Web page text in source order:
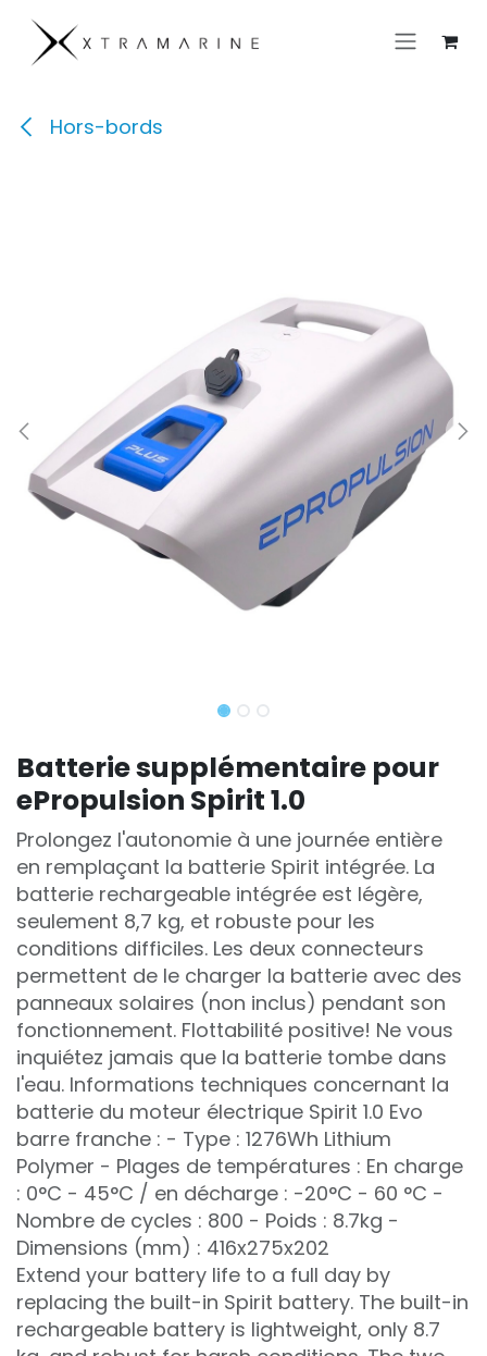
Se rendre au contenu
Hors-bords
Batterie supplémentaire pour
ePropulsion Spirit 1.0
Prolongez l'autonomie à une journée entière
en remplaçant la batterie Spirit intégrée. La
batterie rechargeable intégrée est légère,
seulement 8,7 kg, et robuste pour les
conditions difficiles. Les deux connecteurs
permettent de le charger la batterie avec des
panneaux solaires (non inclus) pendant son
fonctionnement. Flottabilité positive! Ne vous
inquiétez jamais que la batterie tombe dans
l'eau. Informations techniques concernant la
batterie du moteur électrique Spirit 1.0 Evo
barre franche : - Type : 1276Wh Lithium
Polymer - Plages de températures : En charge
: 0°C - 45°C / en décharge : -20°C - 60 °C -
Nombre de cycles : 800 - Poids : 8.7kg -
Dimensions (mm) : 416x275x202
Extend your battery life to a full day by
replacing the built-in Spirit battery. The built-in
rechargeable battery is lightweight, only 8.7